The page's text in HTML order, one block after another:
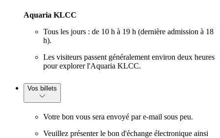
Aquaria KLCC
Tous les jours : de 10 h à 19 h (dernière admission à 18
h).
Les visiteurs passent généralement environ deux heures
pour explorer l'Aquaria KLCC.
Vos billets
Votre bon vous sera envoyé par e-mail sous peu.
Veuillez présenter le bon d'échange électronique ainsi